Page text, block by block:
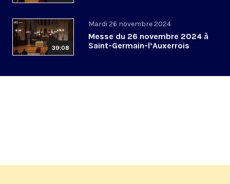
39:08
Mardi 26 novembre 2024
Messe du 26 novembre 2024 à
Saint-Germain-l’Auxerrois